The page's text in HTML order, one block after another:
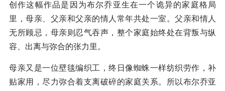
创作这幅作品是因为布尔乔亚生在一个诡异的家庭格局
里，母亲、父亲和父亲的情人常年共处一室。父亲和情人
无所顾忌，母亲则忍气吞声，整个家庭始终处在背叛与纵
容、出离与弥合的张力里。
母亲又是一位壁毯编织工，终日像蜘蛛一样纺织劳作，补
贴家用，尽力弥合着支离破碎的家庭关系。所以布尔乔亚